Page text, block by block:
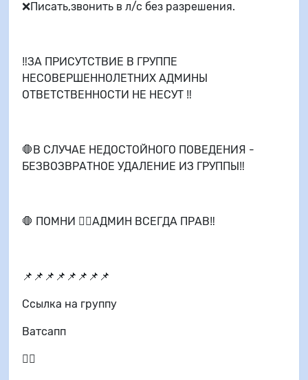
❌Писать,звонить в л/с без разрешения.
‼️ЗА ПРИСУТСТВИЕ В ГРУППЕ
НЕСОВЕРШЕННОЛЕТНИХ АДМИНЫ
ОТВЕТСТВЕННОСТИ НЕ НЕСУТ ‼️
🛑В СЛУЧАЕ НЕДОСТОЙНОГО ПОВЕДЕНИЯ -
БЕЗВОЗВРАТНОЕ УДАЛЕНИЕ ИЗ ГРУППЫ‼️
🛑 ПОМНИ 👉🏻АДМИН ВСЕГДА ПРАВ‼️
📌📌📌📌📌📌📌📌
Ссылка на группу
Ватсапп
👇🏻